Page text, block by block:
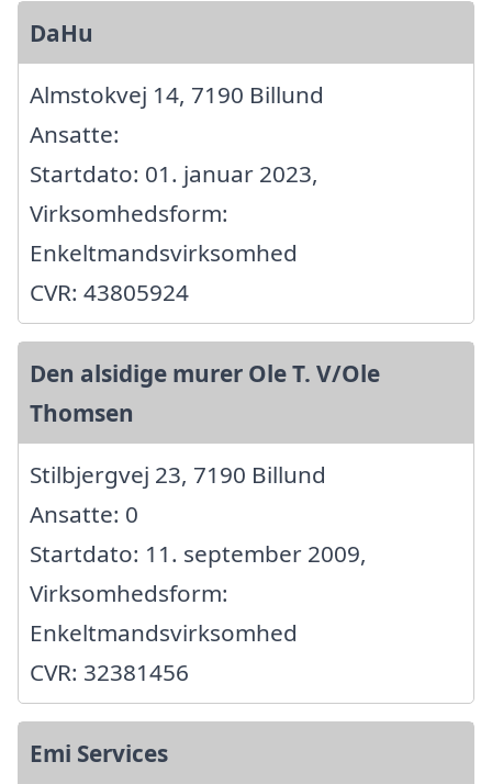
DaHu
Almstokvej 14, 7190 Billund
Ansatte:
Startdato: 01. januar 2023,
Virksomhedsform:
Enkeltmandsvirksomhed
CVR: 43805924
Den alsidige murer Ole T. V/Ole
Thomsen
Stilbjergvej 23, 7190 Billund
Ansatte: 0
Startdato: 11. september 2009,
Virksomhedsform:
Enkeltmandsvirksomhed
CVR: 32381456
Emi Services